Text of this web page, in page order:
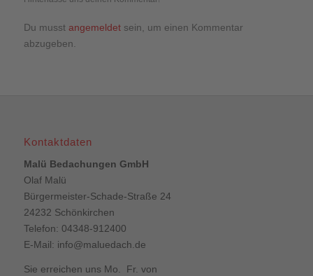
Du musst angemeldetsein, um einen Kommentar
abzugeben.
Kontaktdaten
Malü Bedachungen GmbH
Olaf Malü
Bürgermeister-Schade-Straße 24
24232 Schönkirchen
Telefon: 04348-912400
E-Mail: info@maluedach.de
Sie erreichen uns Mo. Fr. von